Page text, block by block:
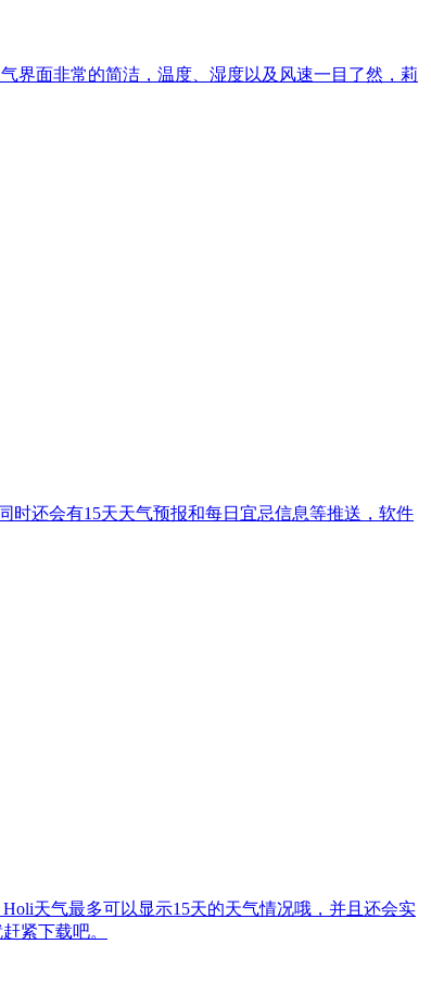
界面非常的简洁，温度、湿度以及风速一目了然，莉
时还会有15天天气预报和每日宜忌信息等推送，软件
天气最多可以显示15天的天气情况哦，并且还会实
紧下载吧。